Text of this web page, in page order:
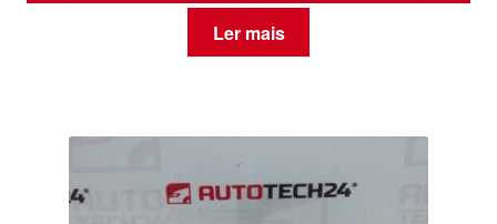
Ler mais